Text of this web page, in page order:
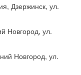
Дзержинск, ул.
Новгород, ул.
Новгород, ул.